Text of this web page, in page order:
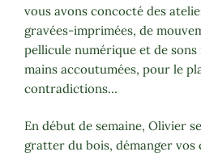
vous avons concocté des
gravées-imprimées, de
pellicule numérique et de
mains accoutumées, pour le
contradictions…
En début de semaine, Olivier
gratter du bois, démanger